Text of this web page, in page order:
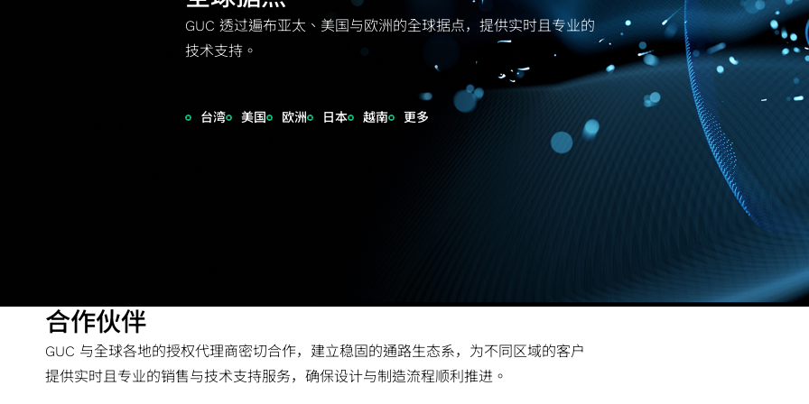
GUC 透过遍布亚太、美国与欧洲的全球据点，提供实时且专业的
技术支持。
台湾 美国 欧洲 日本 越南 更多
合作伙伴
GUC 与全球各地的授权代理商密切合作，建立稳固的通路生态系，为不同区域的客户
提供实时且专业的销售与技术支持服务，确保设计与制造流程顺利推进。